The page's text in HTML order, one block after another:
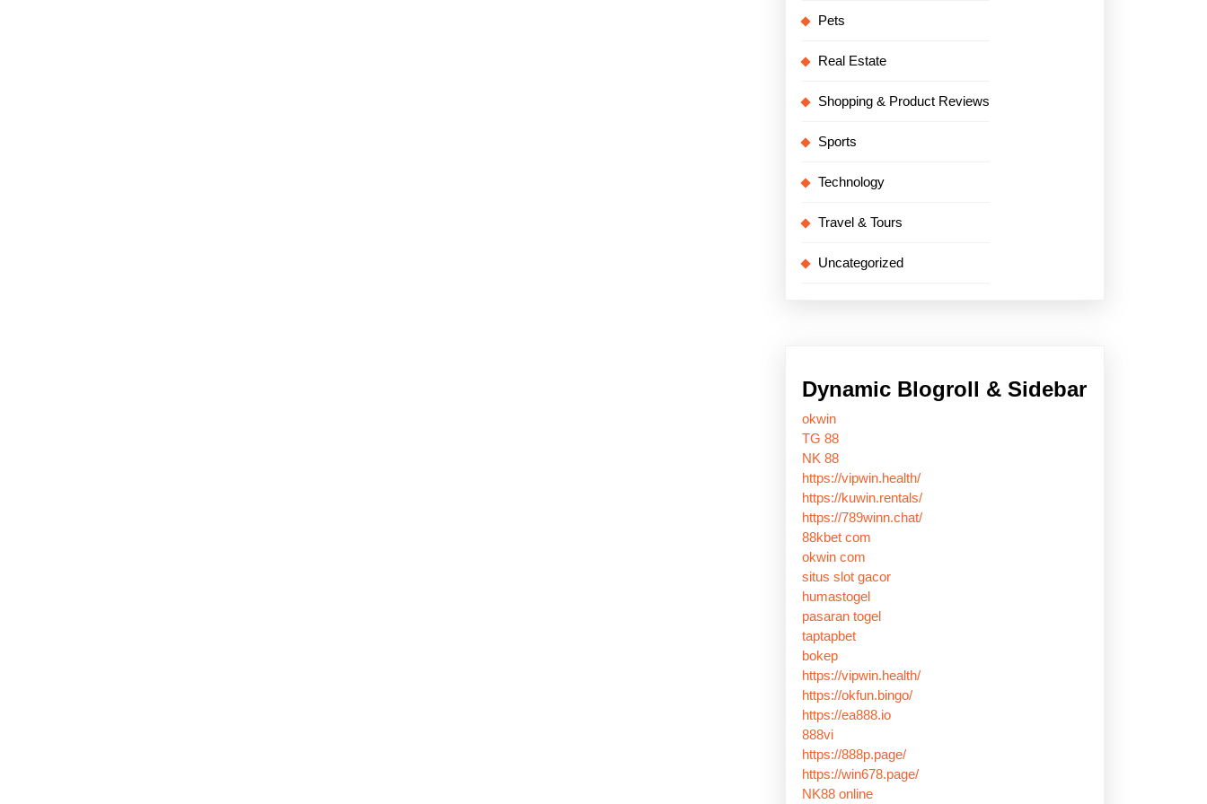
Pets
Real Estate
Shopping & Product Reviews
Sports
Technology
Travel & Tours
Uncategorized
Dynamic Blogroll & Sidebar
okwin
TG 88
NK 88
https://vipwin.health/
https://kuwin.rentals/
https://789winn.chat/
88kbet com
okwin com
situs slot gacor
humastogel
pasaran togel
taptapbet
bokep
https://vipwin.health/
https://okfun.bingo/
https://ea888.io
888vi
https://888p.page/
https://win678.page/
NK88 online